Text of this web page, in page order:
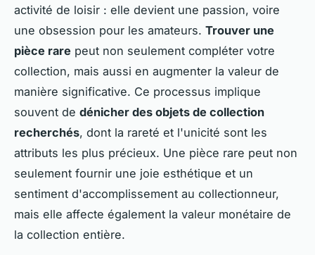
activité de loisir : elle devient une passion, voire
une obsession pour les amateurs. Trouver une
pièce rare peut non seulement compléter votre
collection, mais aussi en augmenter la valeur de
manière significative. Ce processus implique
souvent de dénicher des objets de collection
recherchés, dont la rareté et l'unicité sont les
attributs les plus précieux. Une pièce rare peut non
seulement fournir une joie esthétique et un
sentiment d'accomplissement au collectionneur,
mais elle affecte également la valeur monétaire de
la collection entière.